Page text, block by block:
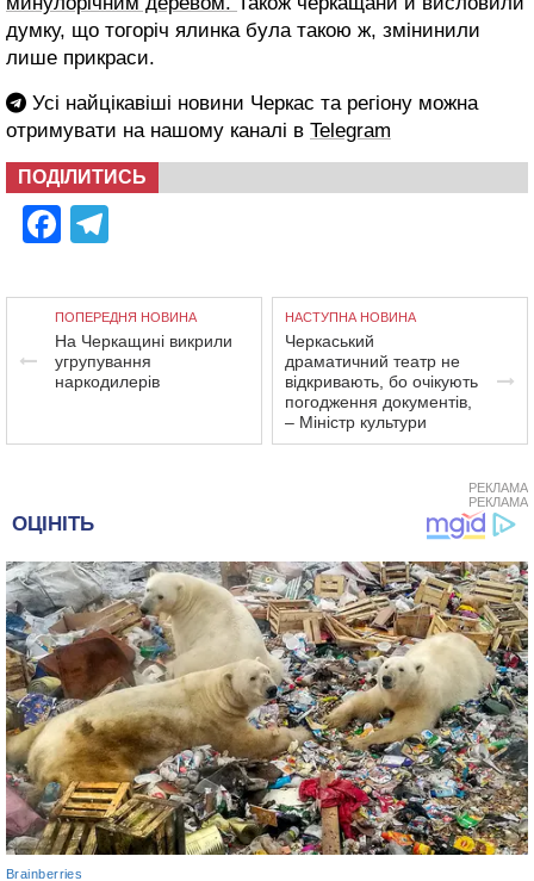
думку, що тогоріч ялинка була такою ж, змінинили
лише прикраси.
Усі найцікавіші новини Черкас та регіону можна
отримувати на нашому каналі в Telegram
ПОДІЛИТИСЬ
Facebook
ПОПЕРЕДНЯ НОВИНА
На Черкащині викрили
угрупування
наркодилерів
НАСТУПНА НОВИНА
Черкаський
драматичний театр не
відкривають, бо очікують
погодження документів,
– Міністр культури
РЕКЛАМА
РЕКЛАМА